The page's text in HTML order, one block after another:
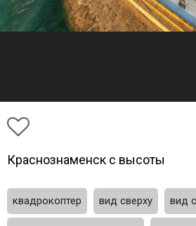
Краснознаменск с высоты
квадрокоптер вид сверху вид